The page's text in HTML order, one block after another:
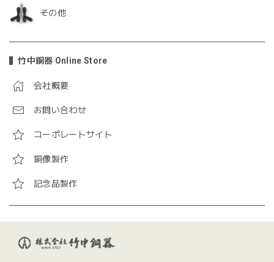
その他
竹中銅器 Online Store
会社概要
お問い合わせ
コーポレートサイト
銅像製作
記念品製作